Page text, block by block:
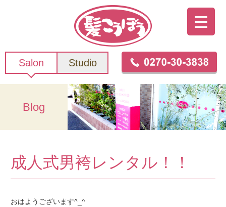
Salon Studio
Blog
成人式男袴レンタル！！
おはようございます^_^